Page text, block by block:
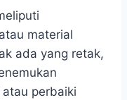
material
ada yang retak,
perbaiki